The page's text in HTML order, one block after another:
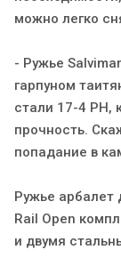
можно легко
- Ружье
гарпуном
стали 17-4 PH,
прочность.
попадание в
Ружье арбалет
Rail Open
и двумя